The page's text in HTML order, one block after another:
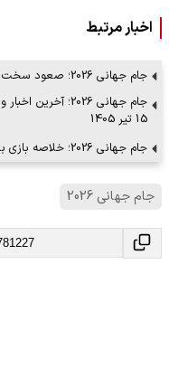
اخبار مرتبط
جام جهانی 2026؛ صعود سخت انگلیس با برد مقابل مکزیک میزبان
15 تیر 1405
جام جهانی 2026؛ خلاصه بازی برزیل مقابل نروژ
جام جهانی 2026